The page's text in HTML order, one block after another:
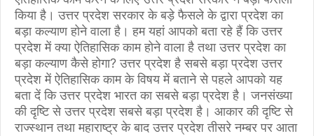
किया है। उत्तर प्रदेश सरकार के बड़े फैसले के द्वारा प्रदेश का
बड़ा कल्याण होने वाला है। हम यहां आपको बता रहे हैं कि उत्तर
प्रदेश में क्या ऐतिहासिक काम होने वाला है तथा उत्तर प्रदेश का
बड़ा कल्याण कैसे होगा? उत्तर प्रदेश है सबसे बड़ा प्रदेश उत्तर
प्रदेश में ऐतिहासिक काम के विषय में बताने से पहले आपको यह
बता दें कि उत्तर प्रदेश भारत का सबसे बड़ा प्रदेश है। जनसंख्या
की दृष्टि से उत्तर प्रदेश सबसे बड़ा प्रदेश है। आकार की दृष्टि से
राज्स्थान तथा महाराष्ट्र के बाद उत्तर प्रदेश तीसरे नम्बर पर आता